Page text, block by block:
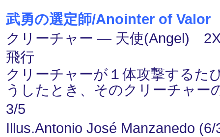
武勇の選定師/Anointer of Valor
クリーチャー ― 天使(Angel)
飛行
クリーチャーが１体攻撃するた
うしたとき、そのクリーチャー
3/5
Illus.Antonio José Manzanedo (6/